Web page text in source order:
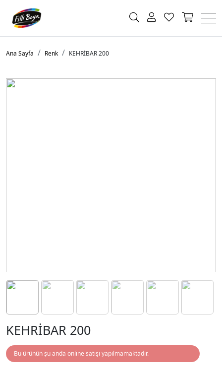
Ana Sayfa Renk KEHRİBAR 200
KEHRİBAR 200
Bu ürünün şu anda online satışı yapılmamaktadır.